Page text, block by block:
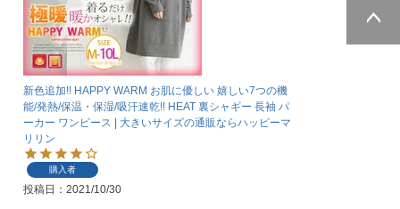
新色追加!! HAPPY WARM お肌に優しい 嬉しい7つの機
能/発熱/保温・保湿/吸汗速乾!! HEAT 裏シャギー 長袖 パ
ーカー ワンピース | 大きいサイズの通販ならハッピーマ
リリン
購入者
投稿日 2021/10/30